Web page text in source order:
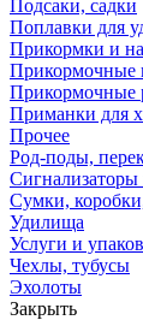
Подсаки, садки
Поплавки для
Прикормки и
Прикормочные
Прикормочные
Приманки для
Прочее
Род-поды,
Сигнализаторы
Сумки,
Удилища
Услуги и
Чехлы, тубусы
Эхолоты
Закрыть